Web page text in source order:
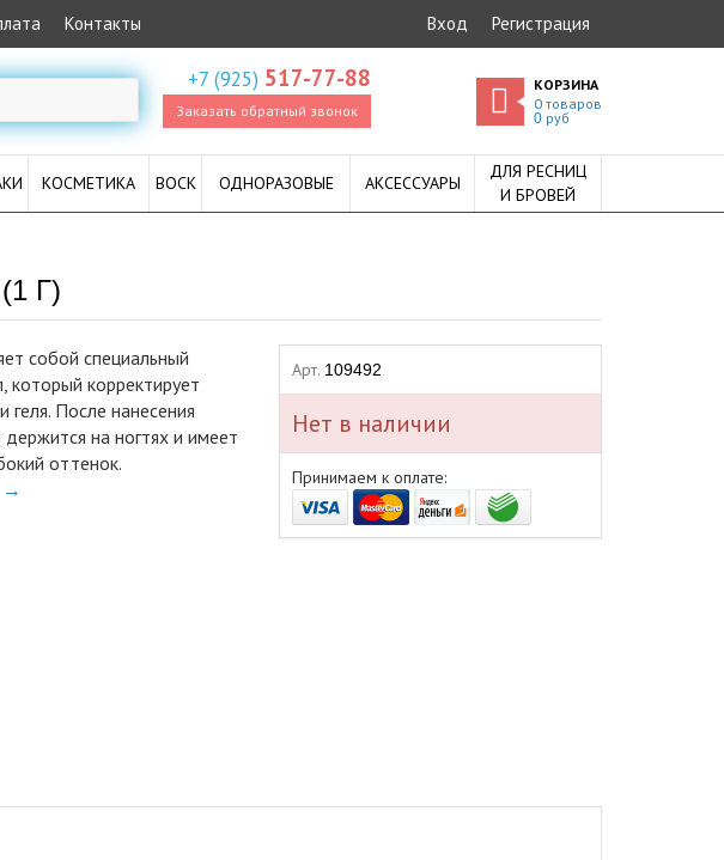
Контакты Вход Регистрация
+7 (925) 517-77-88
Заказать обратный звонок
КОРЗИНА
0 товаров
0руб
КОСМЕТИКА ВОСК ОДНОРАЗОВЫЕ АКСЕССУАРЫ
ДЛЯ РЕСНИЦ
И БРОВЕЙ
Г)
собой специальный
корректирует
геля. После нанесения
на ногтях и имеет
оттенок.
→
Арт. 109492
Нет в наличии
Принимаем к оплате: